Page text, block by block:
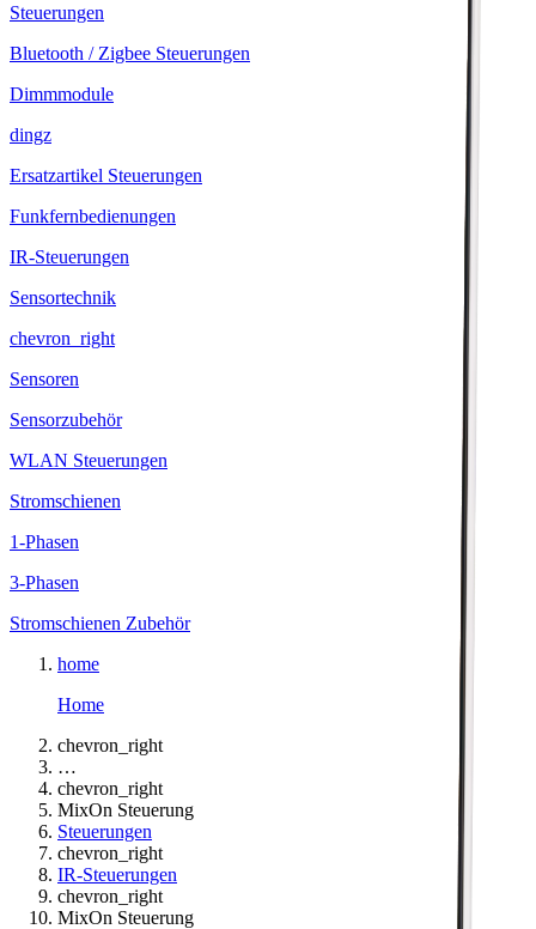
Steuerungen
Bluetooth / Zigbee Steuerungen
Dimmmodule
dingz
Ersatzartikel Steuerungen
Funkfernbedienungen
IR-Steuerungen
Sensortechnik
chevron_right
Sensoren
Sensorzubehör
WLAN Steuerungen
Stromschienen
1-Phasen
3-Phasen
Stromschienen Zubehör
home
Home
chevron_right
…
chevron_right
MixOn Steuerung
Steuerungen
chevron_right
IR-Steuerungen
chevron_right
MixOn Steuerung